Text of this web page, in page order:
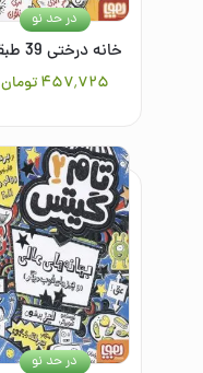
خانه درختی 39 طبقه
۴۵۷٬۷۲۵ تومان
در حد نو
در حد نو